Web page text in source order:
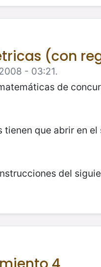
(con
- 03:21.
de
que abrir en
del